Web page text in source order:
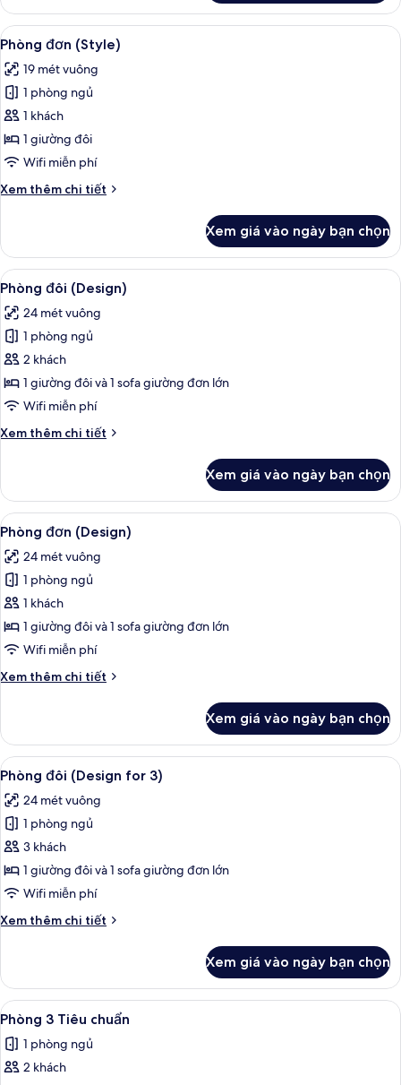
Phòng
đôi
(Style)
Xem
tất
cả
ảnh
Phòng
đơn
(Style)
Bộ đồ giường kháng dị ứng, két
5
Phòng đơn (Style)
19 mét vuông
1 phòng ngủ
1 khách
1 giường đôi
Wifi miễn phí
Xem thêm chi tiết
Chi
Phòng
đơn
(Style)
Xem giá vào ngày bạn chọn
Xem
tất
cả
ảnh
Phòng
đôi
(Design)
Bộ đồ giường kháng dị ứng, két
5
Phòng đôi (Design)
24 mét vuông
1 phòng ngủ
2 khách
1 giường đôi và 1 sofa giường đơn lớn
Wifi miễn phí
Xem thêm chi tiết
Chi
Phòng
đôi
(Design)
Xem giá vào ngày bạn chọn
Xem
tất
cả
ảnh
Phòng
đơn
(Design)
Bộ đồ giường kháng dị ứng, két
5
Phòng đơn (Design)
24 mét vuông
1 phòng ngủ
1 khách
1 giường đôi và 1 sofa giường đơn lớn
Wifi miễn phí
Xem thêm chi tiết
Chi
Phòng
đơn
(Design)
Xem giá vào ngày bạn chọn
Xem
tất
cả
ảnh
Phòng
đôi
(Design
3)
Bộ đồ giường kháng dị ứng, két
5
Phòng đôi (Design for 3)
24 mét vuông
1 phòng ngủ
3 khách
1 giường đôi và 1 sofa giường đơn lớn
Wifi miễn phí
Xem thêm chi tiết
Chi
Phòng
đôi
(Design
3)
Xem giá vào ngày bạn chọn
Xem
tất
cả
ảnh
Bộ đồ giường kháng dị ứng, két
5
Phòng 3 Tiêu chuẩn
1 phòng ngủ
2 khách